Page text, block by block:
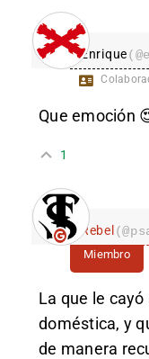
Enrique
Que emoción
1
Rebel
Miembro
La que le
doméstica, y
de manera